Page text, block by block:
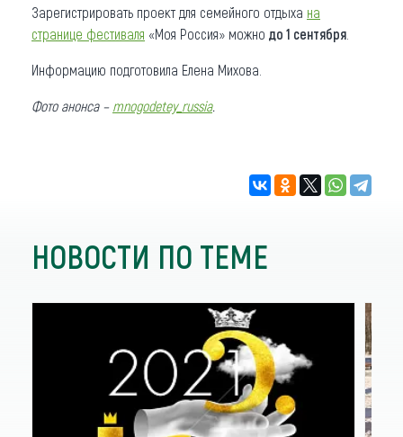
Зарегистрировать проект для семейного отдыха на
странице фестиваля «Моя Россия» можно до 1 сентября
Информацию подготовила Елена Михова.
Фото анонса – mnogodetey_russia.
НОВОСТИ ПО ТЕМЕ